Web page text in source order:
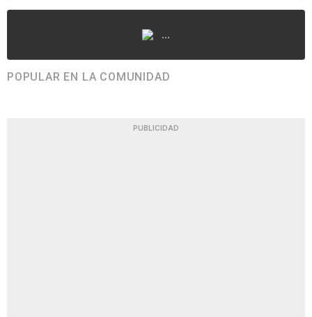
...
POPULAR EN LA COMUNIDAD
PUBLICIDAD